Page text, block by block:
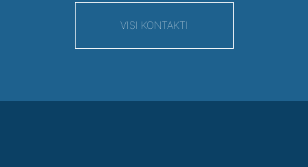
VISI KONTAKTI